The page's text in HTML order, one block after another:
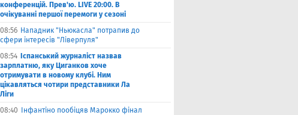
конференцій. Прев'ю. LIVE 20:00. В
очікуванні першої перемоги у сезоні
08:56 Нападник "Ньюкасла" потрапив до
сфери інтересів "Ліверпуля"
08:54
Іспанський журналіст назвав
зарплатню, яку Циганков хоче
отримувати в новому клубі. Ним
цікавляться чотири представники Ла
Ліги
08:40
Інфантіно пообіцяв Марокко фінал